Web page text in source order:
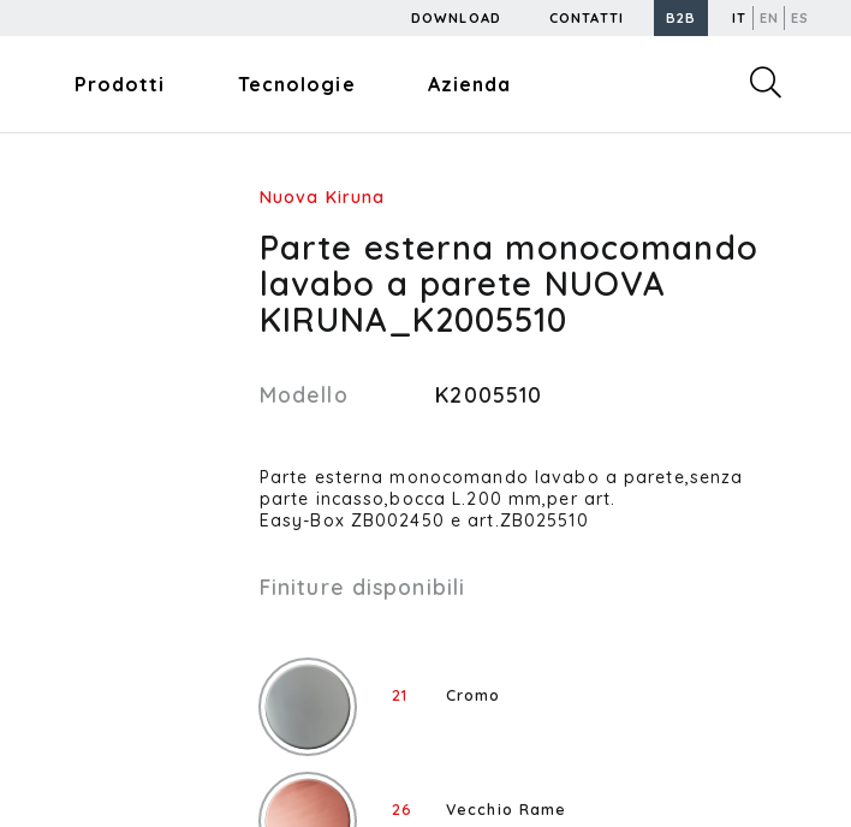
DOWNLOAD CONTATTI B2B IT EN ES
Prodotti Tecnologie Azienda
Nuova Kiruna
Parte esterna monocomando
lavabo a parete NUOVA
KIRUNA_K2005510
Modello K2005510
Parte esterna monocomando lavabo a parete,senza
parte incasso,bocca L.200 mm,per art.
Easy-Box ZB002450 e art.ZB025510
Finiture disponibili
21 Cromo
26 Vecchio Rame